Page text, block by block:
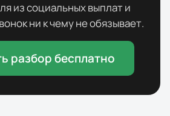
из социальных выплат и
ни к чему не обязывает.
разбор бесплатно